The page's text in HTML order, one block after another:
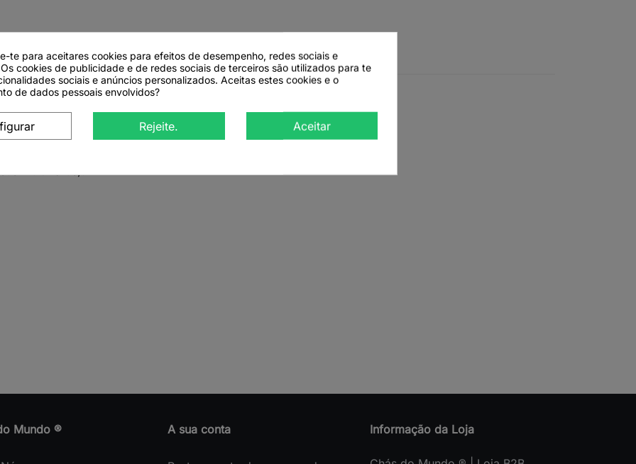
multiflorus)
multiflorus).
Mundo ® A sua conta Informação da Loja
te para aceitares cookies para efeitos de desempenho, redes sociais e
cookies de publicidade e de redes sociais de terceiros são utilizados para te
sociais e anúncios personalizados. Aceitas estes cookies e o
de dados pessoais envolvidos?
Rejeite. Aceitar